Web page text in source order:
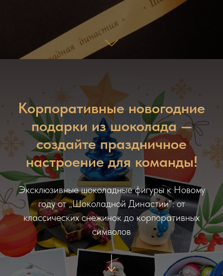
Корпоративные новогодние
подарки из шоколада —
создайте праздничное
настроение для команды!
Эксклюзивные шоколадные фигуры к Новому
году от „Шоколадной Династии“: от
классических снежинок до корпоративных
символов